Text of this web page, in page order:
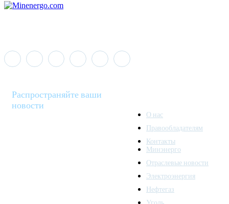
Распространяйте ваши
новости
О нас
Правообладателям
Контакты
Минэнерго
Отраслевые новости
Электроэнергия
Нефтегаз